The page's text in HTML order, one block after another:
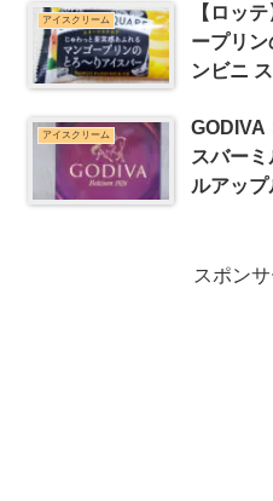
アイスクリーム
【ロッ
ープリ
ンビニ
アイスクリーム
GODIVA
スバー
ルアッ
スポン